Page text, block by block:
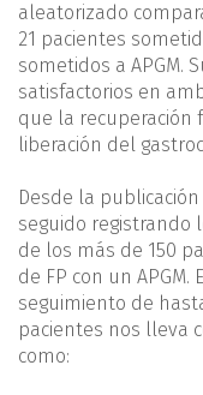
aleatorizado
21 pacientes
sometidos a APGM.
satisfactorios en
que la recuperación
liberación del
Desde la publicación
seguido registrando
de los más de 150
de FP con un
seguimiento de
pacientes nos lleva
como: